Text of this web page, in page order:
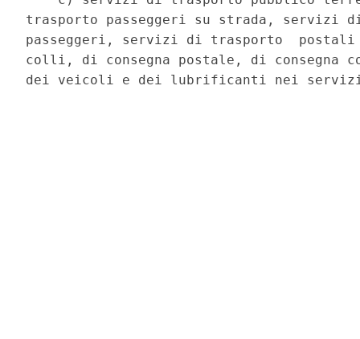
trasporto passeggeri su strada, servizi
passeggeri, servizi di trasporto
colli, di consegna postale, di